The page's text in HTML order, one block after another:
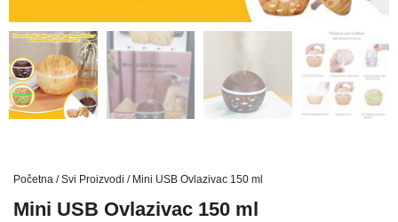
Početna /Svi Proizvodi / Mini USB Ovlazivac 150 ml
Mini USB Ovlazivac 150 ml